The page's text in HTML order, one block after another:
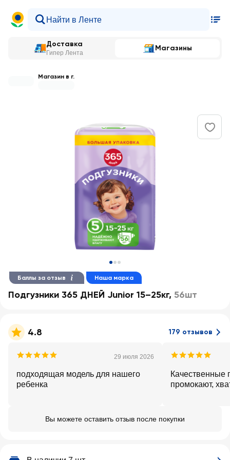
Доставка
Гипер Лента
Магазины
Магазин в г.
Баллы за отзыв Наша марка
Подгузники 365 ДНЕЙ Junior 15–25кг, 56шт
4.8 179 отзывов
29 июля 2026
подходящая модель для нашего
ребенка
Качественные
промокают,
Вы можете оставить отзыв после покупки